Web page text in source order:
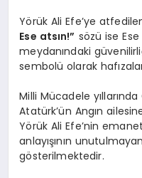
Yörük Ali Efe’ye
Ese atsın!” sözü ise Ese
meydanındaki
sembolü olarak
Milli Mücadele
Atatürk’ün Angın
Yörük Ali Efe’nin
anlayışının
gösterilmektedir.